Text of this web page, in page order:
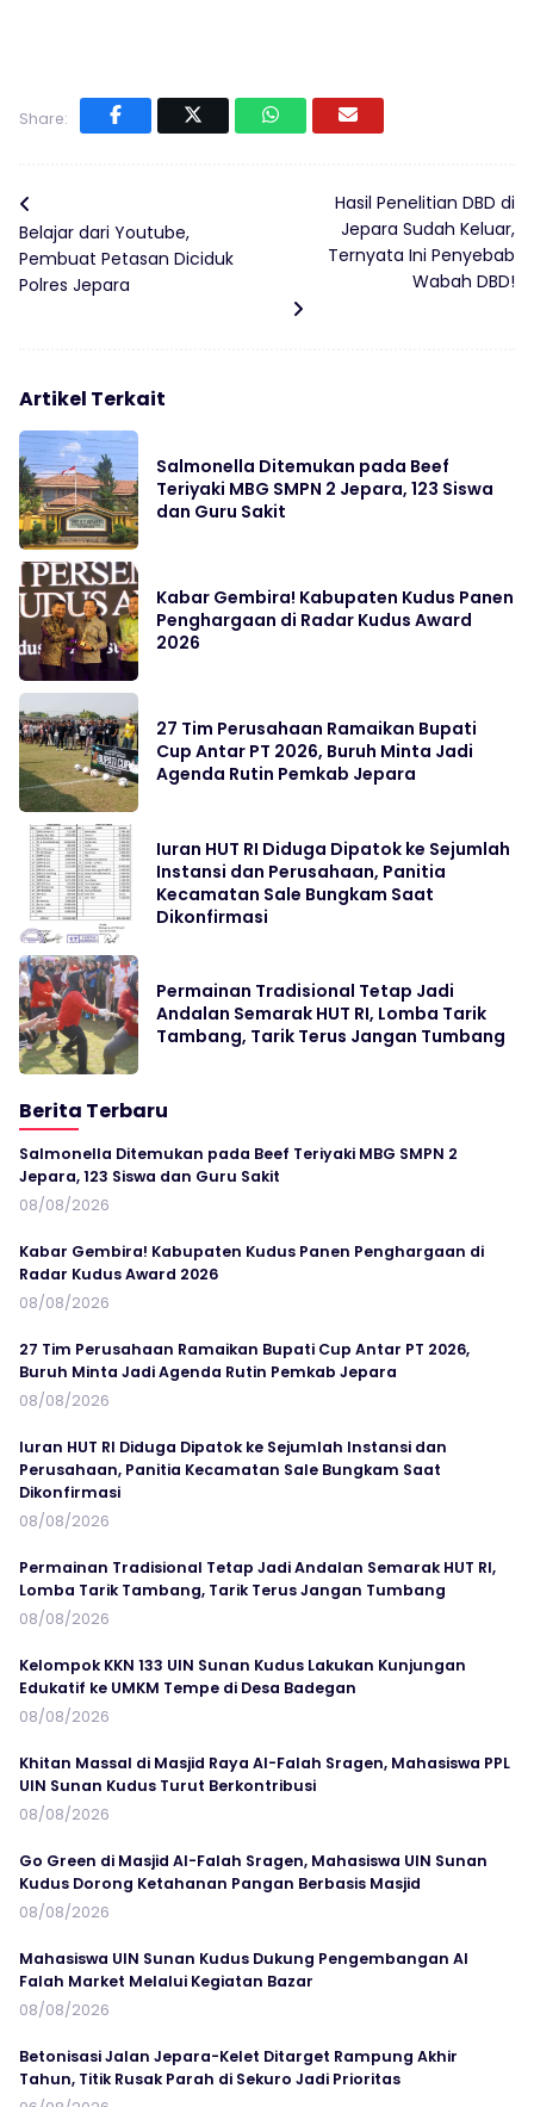
Share:
Belajar dari Youtube,
Pembuat Petasan Diciduk
Polres Jepara
Hasil Penelitian DBD di
Jepara Sudah Keluar,
Ternyata Ini Penyebab
Wabah DBD!
Artikel Terkait
Salmonella Ditemukan pada Beef
Teriyaki MBG SMPN 2 Jepara, 123 Siswa
dan Guru Sakit
Kabar Gembira! Kabupaten Kudus Panen
Penghargaan di Radar Kudus Award
2026
27 Tim Perusahaan Ramaikan Bupati
Cup Antar PT 2026, Buruh Minta Jadi
Agenda Rutin Pemkab Jepara
Iuran HUT RI Diduga Dipatok ke Sejumlah
Instansi dan Perusahaan, Panitia
Kecamatan Sale Bungkam Saat
Dikonfirmasi
Permainan Tradisional Tetap Jadi
Andalan Semarak HUT RI, Lomba Tarik
Tambang, Tarik Terus Jangan Tumbang
Berita Terbaru
Salmonella Ditemukan pada Beef Teriyaki MBG SMPN 2
Jepara, 123 Siswa dan Guru Sakit
08/08/2026
Kabar Gembira! Kabupaten Kudus Panen Penghargaan di
Radar Kudus Award 2026
08/08/2026
27 Tim Perusahaan Ramaikan Bupati Cup Antar PT 2026,
Buruh Minta Jadi Agenda Rutin Pemkab Jepara
08/08/2026
Iuran HUT RI Diduga Dipatok ke Sejumlah Instansi dan
Perusahaan, Panitia Kecamatan Sale Bungkam Saat
Dikonfirmasi
08/08/2026
Permainan Tradisional Tetap Jadi Andalan Semarak HUT RI,
Lomba Tarik Tambang, Tarik Terus Jangan Tumbang
08/08/2026
Kelompok KKN 133 UIN Sunan Kudus Lakukan Kunjungan
Edukatif ke UMKM Tempe di Desa Badegan
08/08/2026
Khitan Massal di Masjid Raya Al-Falah Sragen, Mahasiswa PPL
UIN Sunan Kudus Turut Berkontribusi
08/08/2026
Go Green di Masjid Al-Falah Sragen, Mahasiswa UIN Sunan
Kudus Dorong Ketahanan Pangan Berbasis Masjid
08/08/2026
Mahasiswa UIN Sunan Kudus Dukung Pengembangan Al
Falah Market Melalui Kegiatan Bazar
08/08/2026
Betonisasi Jalan Jepara-Kelet Ditarget Rampung Akhir
Tahun, Titik Rusak Parah di Sekuro Jadi Prioritas